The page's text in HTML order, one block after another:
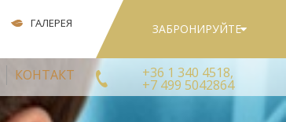
ГАЛЕРЕЯ
КОНТАКТ
ЗАБРОНИРУЙТЕ
+36 1 340 4518,
+7 499 5042864